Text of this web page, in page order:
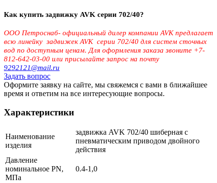
Как купить задвижку AVK серии 702/40?
ООО Петроснаб- официальный дилер компании AVK предлагает
вcю линейку задвижек AVK серии 702/40 для систем сточных
вод по доступным ценам. Для оформления заказа звоните +7-
812-642-03-00 или присылайте запрос на почту
9292121@mail.ru
Задать вопрос
Оформите заявку на сайте, мы свяжемся с вами в ближайшее
время и ответим на все интересующие вопросы.
Характеристики
Наименование
изделия
задвижка AVK 702/40 шиберная с
пневматическим приводом двойного
действия
Давление
номинальное PN,
МПа
0.4-1,0